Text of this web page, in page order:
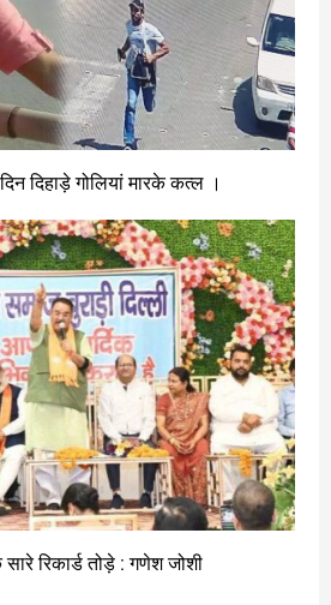
दिहाड़े गोलियां मारके कत्ल ।
रिकार्ड तोड़े : गणेश जोशी